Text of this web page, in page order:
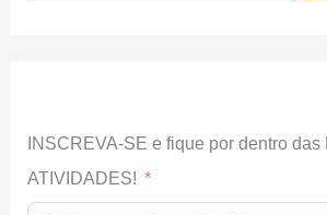
INSCREVA-SE e fique por dentro das
ATIVIDADES!